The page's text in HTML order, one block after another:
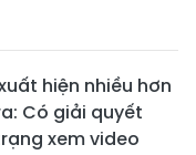
xuất hiện nhiều hơn
Có giải quyết
xem video